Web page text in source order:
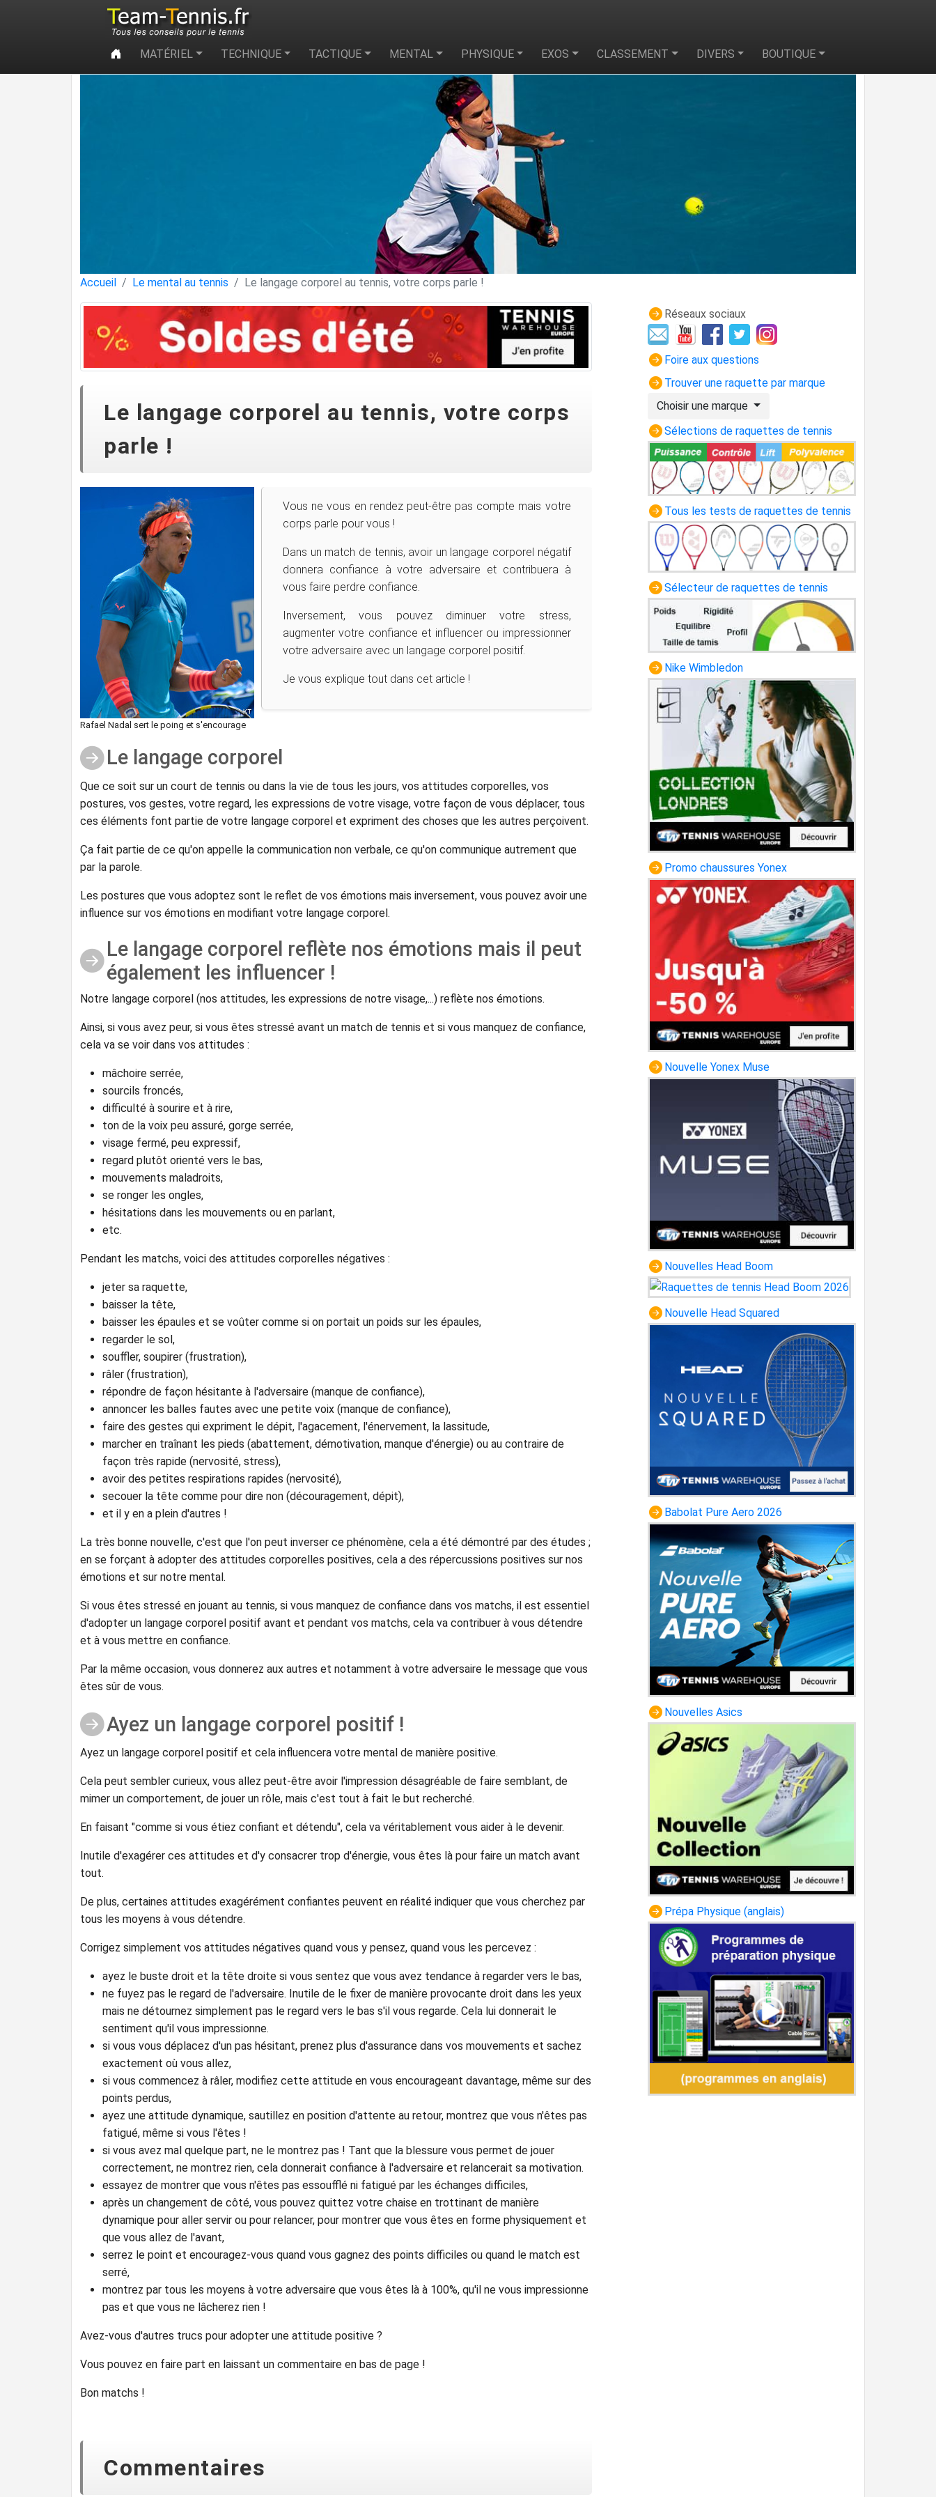
MATÉRIEL TECHNIQUE TACTIQUE MENTAL PHYSIQUE EXOS CLASSEMENT DIVERS BOUTIQUE
Accueil Le mental au tennis Le langage corporel au tennis, votre corps parle !
Le langage corporel au tennis, votre corps
parle !
Rafael Nadal sert le poing et s'encourage
Vous ne vous en rendez peut-être pas compte mais votre
corps parle pour vous !
Dans un match de tennis, avoir un langage corporel négatif
donnera confiance à votre adversaire et contribuera à
vous faire perdre confiance.
Inversement, vous pouvez diminuer votre stress,
augmenter votre confiance et influencer ou impressionner
votre adversaire avec un langage corporel positif.
Je vous explique tout dans cet article !
Le langage corporel
Que ce soit sur un court de tennis ou dans la vie de tous les jours, vos attitudes corporelles, vos
postures, vos gestes, votre regard, les expressions de votre visage, votre façon de vous déplacer, tous
ces éléments font partie de votre langage corporel et expriment des choses que les autres perçoivent.
Ça fait partie de ce qu'on appelle la communication non verbale, ce qu'on communique autrement que
par la parole.
Les postures que vous adoptez sont le reflet de vos émotions mais inversement, vous pouvez avoir une
influence sur vos émotions en modifiant votre langage corporel.
Le langage corporel reflète nos émotions mais il peut
également les influencer !
Notre langage corporel (nos attitudes, les expressions de notre visage,...) reflète nos émotions.
Ainsi, si vous avez peur, si vous êtes stressé avant un match de tennis et si vous manquez de confiance,
cela va se voir dans vos attitudes :
mâchoire serrée,
sourcils froncés,
difficulté à sourire et à rire,
ton de la voix peu assuré, gorge serrée,
visage fermé, peu expressif,
regard plutôt orienté vers le bas,
mouvements maladroits,
se ronger les ongles,
hésitations dans les mouvements ou en parlant,
etc.
Pendant les matchs, voici des attitudes corporelles négatives :
jeter sa raquette,
baisser la tête,
baisser les épaules et se voûter comme si on portait un poids sur les épaules,
regarder le sol,
souffler, soupirer (frustration),
râler (frustration),
répondre de façon hésitante à l'adversaire (manque de confiance),
annoncer les balles fautes avec une petite voix (manque de confiance),
faire des gestes qui expriment le dépit, l'agacement, l'énervement, la lassitude,
marcher en traînant les pieds (abattement, démotivation, manque d'énergie) ou au contraire de
façon très rapide (nervosité, stress),
avoir des petites respirations rapides (nervosité),
secouer la tête comme pour dire non (découragement, dépit),
et il y en a plein d'autres !
La très bonne nouvelle, c'est que l'on peut inverser ce phénomène, cela a été démontré par des études ;
en se forçant à adopter des attitudes corporelles positives, cela a des répercussions positives sur nos
émotions et sur notre mental.
Si vous êtes stressé en jouant au tennis, si vous manquez de confiance dans vos matchs, il est essentiel
d'adopter un langage corporel positif avant et pendant vos matchs, cela va contribuer à vous détendre
et à vous mettre en confiance.
Par la même occasion, vous donnerez aux autres et notamment à votre adversaire le message que vous
êtes sûr de vous.
Ayez un langage corporel positif !
Ayez un langage corporel positif et cela influencera votre mental de manière positive.
Cela peut sembler curieux, vous allez peut-être avoir l'impression désagréable de faire semblant, de
mimer un comportement, de jouer un rôle, mais c'est tout à fait le but recherché.
En faisant "comme si vous étiez confiant et détendu", cela va véritablement vous aider à le devenir.
Inutile d'exagérer ces attitudes et d'y consacrer trop d'énergie, vous êtes là pour faire un match avant
tout.
De plus, certaines attitudes exagérément confiantes peuvent en réalité indiquer que vous cherchez par
tous les moyens à vous détendre.
Corrigez simplement vos attitudes négatives quand vous y pensez, quand vous les percevez :
ayez le buste droit et la tête droite si vous sentez que vous avez tendance à regarder vers le bas,
ne fuyez pas le regard de l'adversaire. Inutile de le fixer de manière provocante droit dans les yeux
mais ne détournez simplement pas le regard vers le bas s'il vous regarde. Cela lui donnerait le
sentiment qu'il vous impressionne.
si vous vous déplacez d'un pas hésitant, prenez plus d'assurance dans vos mouvements et sachez
exactement où vous allez,
si vous commencez à râler, modifiez cette attitude en vous encourageant davantage, même sur des
points perdus,
ayez une attitude dynamique, sautillez en position d'attente au retour, montrez que vous n'êtes pas
fatigué, même si vous l'êtes !
si vous avez mal quelque part, ne le montrez pas ! Tant que la blessure vous permet de jouer
correctement, ne montrez rien, cela donnerait confiance à l'adversaire et relancerait sa motivation.
essayez de montrer que vous n'êtes pas essoufflé ni fatigué par les échanges difficiles,
après un changement de côté, vous pouvez quittez votre chaise en trottinant de manière
dynamique pour aller servir ou pour relancer, pour montrer que vous êtes en forme physiquement et
que vous allez de l'avant,
serrez le point et encouragez-vous quand vous gagnez des points difficiles ou quand le match est
serré,
montrez par tous les moyens à votre adversaire que vous êtes là à 100%, qu'il ne vous impressionne
pas et que vous ne lâcherez rien !
Avez-vous d'autres trucs pour adopter une attitude positive ?
Vous pouvez en faire part en laissant un commentaire en bas de page !
Bon matchs !
Commentaires
Réseaux sociaux
Foire aux questions
Trouver une raquette par marque
Choisir une marque
Sélections de raquettes de tennis
Tous les tests de raquettes de tennis
Sélecteur de raquettes de tennis
Nike Wimbledon
Promo chaussures Yonex
Nouvelle Yonex Muse
Nouvelles Head Boom
Nouvelle Head Squared
Babolat Pure Aero 2026
Nouvelles Asics
Prépa Physique (anglais)